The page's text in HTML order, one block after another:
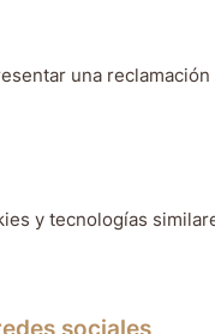
una
y tecnologías